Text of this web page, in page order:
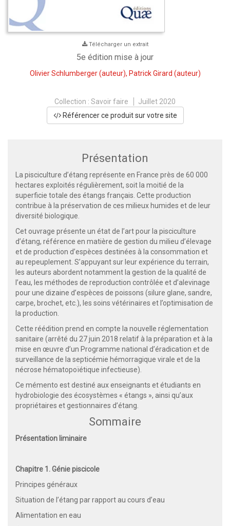
Télécharger un extrait
5e édition mise à jour
Olivier Schlumberger(auteur), Patrick Girard (auteur)
Collection : Savoir faire
Juillet 2020
Référencer ce produit sur votre site
Présentation
La pisciculture d’étang représente en France près de 60 000
hectares exploités régulièrement, soit la moitié de la
superficie totale des étangs français. Cette production
contribue à la préservation de ces milieux humides et de leur
diversité biologique.
Cet ouvrage présente un état de l’art pour la pisciculture
d’étang, référence en matière de gestion du milieu d’élevage
et de production d’espèces destinées à la consommation et
au repeuplement. S’appuyant sur leur expérience du terrain,
les auteurs abordent notamment la gestion de la qualité de
l’eau, les méthodes de reproduction contrôlée et d’alevinage
pour une dizaine d’espèces de poissons (silure glane, sandre,
carpe, brochet, etc.), les soins vétérinaires et l’optimisation de
la production.
Cette réédition prend en compte la nouvelle réglementation
sanitaire (arrêté du 27 juin 2018 relatif à la préparation et à la
mise en œuvre d’un Programme national d’éradication et de
surveillance de la septicémie hémorragique virale et de la
nécrose hématopoïétique infectieuse).
Ce mémento est destiné aux enseignants et étudiants en
hydrobiologie des écosystèmes « étangs », ainsi qu’aux
propriétaires et gestionnaires d’étang.
Sommaire
Présentation liminaire
Chapitre 1. Génie piscicole
Principes généraux
Situation de l’étang par rapport au cours d’eau
Alimentation en eau